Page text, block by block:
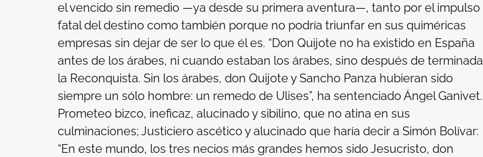
el vencido sin remedio —ya desde su primera aventura—, tanto por el impulso
fatal del destino como también porque no podría triunfar en sus quiméricas
empresas sin dejar de ser lo que él es. “Don Quijote no ha existido en España
antes de los árabes, ni cuando estaban los árabes, sino después de terminada
la Reconquista. Sin los árabes, don Quijote y Sancho Panza hubieran sido
siempre un sólo hombre: un remedo de Ulises”, ha sentenciado Ángel Ganivet.
Prometeo bizco, ineficaz, alucinado y sibilino, que no atina en sus
culminaciones; Justiciero ascético y alucinado que haría decir a Simón Bolívar:
“En este mundo, los tres necios más grandes hemos sido Jesucristo, don